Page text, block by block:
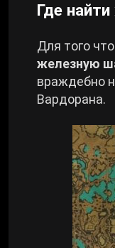
Где
Для того
железную
враждебно
Вардорана.